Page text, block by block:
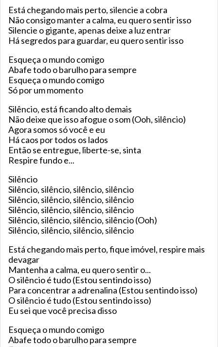
Está chegando mais perto, silencie a cobra
Não consigo manter a calma, eu quero sentir isso
Silencie o gigante, apenas deixe a luz entrar
Há segredos para guardar, eu quero sentir isso
Esqueça o mundo comigo
Abafe todo o barulho para sempre
Esqueça o mundo comigo
Só por um momento
Silêncio, está ficando alto demais
Não deixe que isso afogue o som (Ooh, silêncio)
Agora somos só você e eu
Há caos por todos os lados
Então se entregue, liberte-se, sinta
Respire fundo e...
Silêncio
Silêncio, silêncio, silêncio, silêncio
Silêncio, silêncio, silêncio, silêncio
Silêncio, silêncio, silêncio, silêncio
Silêncio, silêncio, silêncio, silêncio (Ooh)
Silêncio, silêncio, silêncio, silêncio
Está chegando mais perto, fique imóvel, respire mais
devagar
Mantenha a calma, eu quero sentir o...
O silêncio é tudo (Estou sentindo isso)
Para concentrar a adrenalina (Estou sentindo isso)
O silêncio é tudo (Estou sentindo isso)
Eu sei que você precisa disso
Esqueça o mundo comigo
Abafe todo o barulho para sempre